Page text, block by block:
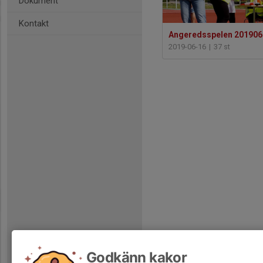
Kontakt
Angeredsspelen
2019-06-16 | 37 st
Godkänn kakor